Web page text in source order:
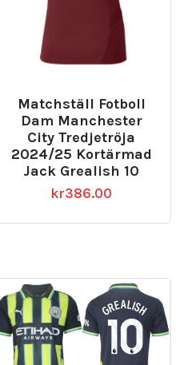
Matchställ Fotboll
Dam Manchester
City Tredjetröja
2024/25 Kortärmad
Jack Grealish 10
kr386.00